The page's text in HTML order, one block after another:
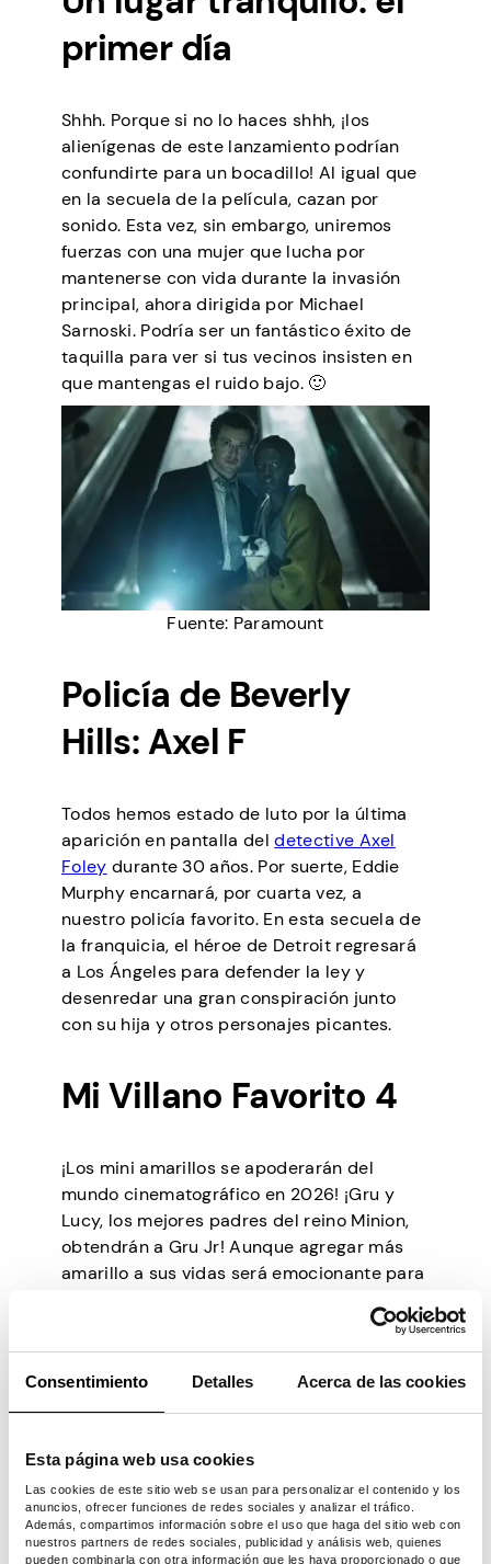
Consentimiento Detalles Acerca de las cookies
Esta página web usa cookies
Las cookies de este sitio web se usan para personalizar el contenido y los
anuncios, ofrecer funciones de redes sociales y analizar el tráfico.
Además, compartimos información sobre el uso que haga del sitio web con
nuestros partners de redes sociales, publicidad y análisis web, quienes
pueden combinarla con otra información que les haya proporcionado o que
primer día
Shhh. Porque si no lo haces shhh, ¡los
alienígenas de este lanzamiento podrían
confundirte para un bocadillo! Al igual que
en la secuela de la película, cazan por
sonido. Esta vez, sin embargo, uniremos
fuerzas con una mujer que lucha por
mantenerse con vida durante la invasión
principal, ahora dirigida por Michael
Sarnoski. Podría ser un fantástico éxito de
taquilla para ver si tus vecinos insisten en
que mantengas el ruido bajo. 🙂
Fuente: Paramount
Policía de Beverly
Hills: Axel F
Todos hemos estado de luto por la última
aparición en pantalla deldetective Axel
Foley durante 30 años. Por suerte, Eddie
Murphy encarnará, por cuarta vez, a
nuestro policía favorito. En esta secuela de
la franquicia, el héroe de Detroit regresará
a Los Ángeles para defender la ley y
desenredar una gran conspiración junto
con su hija y otros personajes picantes.
Mi Villano Favorito 4
¡Los mini amarillos se apoderarán del
mundo cinematográfico en 2026! ¡Gru y
Lucy, los mejores padres del reino Minion,
obtendrán a Gru Jr! Aunque agregar más
amarillo a sus vidas será emocionante para
lidiar con un criminal dispuesto a hacerles
daño. No es más que una divertida historia
amarilla que te hará querer más plátano
MaXXXine
Este año, Ti West finalizará su trilogía de